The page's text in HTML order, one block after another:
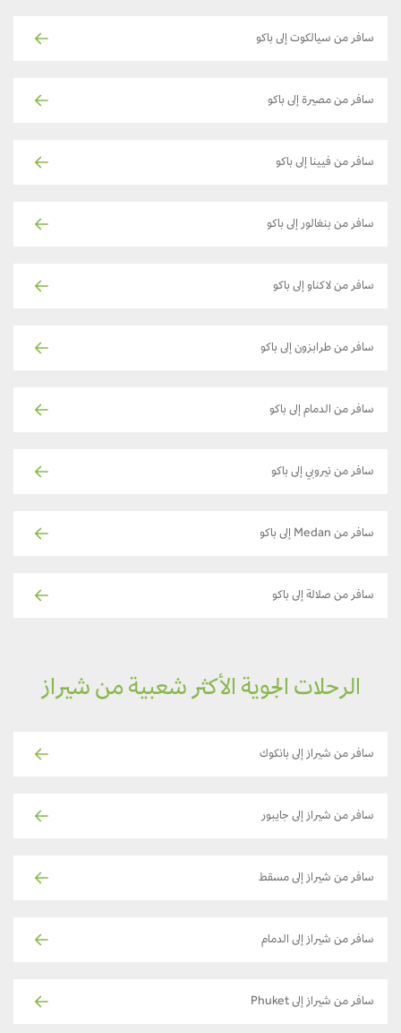
سافر من سيالكوت إلى باكو
سافر من مصيرة إلى باكو
سافر من فيينا إلى باكو
سافر من بنغالور إلى باكو
سافر من لاكناو إلى باكو
سافر من طرابزون إلى باكو
سافر من الدمام إلى باكو
سافر من نيروبي إلى باكو
سافر من Medan إلى باكو
سافر من صلالة إلى باكو
الرحلات الجوية الأكثر شعبية من شيراز
سافر من شيراز إلى بانكوك
سافر من شيراز إلى جايبور
سافر من شيراز إلى مسقط
سافر من شيراز إلى الدمام
سافر من شيراز إلى Phuket